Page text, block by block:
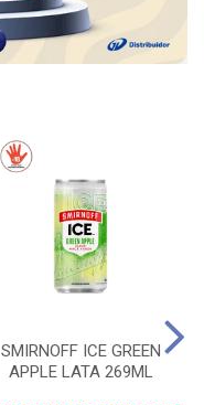
SMIRNOFF ICE GREEN
APPLE LATA 269ML